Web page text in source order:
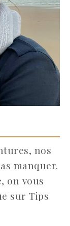
nos
manquer.
on vous
sur Tips